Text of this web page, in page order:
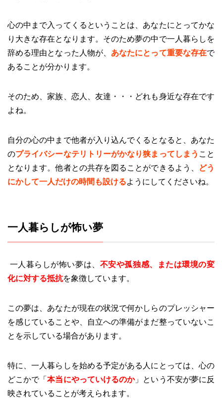
心の中まで入ってくるということは、あなたにとってかな
り大きな存在となります。そのため夢の中で一人暮らしを
辞める理由となった人物が、 あなたにとって重要な存在で
あることが分かります。
そのため、家族、恋人、友達・・・どれも身近な存在です
よね。
自分の心の中まで他者が入り込んでくるとなると、あなた
のプライバシーなテリトリーがかなり狭まってしまう こと
となります。他者との共存を図ることができるよう、
どう
にかして一人だけの時間も設けるようにしてくださいね。
一人暮らしが怖い夢
一人暮らしが怖い夢は、 不安や孤独感、または環境の変
化に対する抵抗を象徴しています。
この夢は、あなたが現在の状況で何かしらのプレッシャー
を感じていることや、自立への準備がまだ整っていないこ
とを示している場合があります。
特に、一人暮らしを始める予定がある人にとっては、心の
どこかで「本当にやっていけるのか」という不安が夢に反
映されていることが考えられます。